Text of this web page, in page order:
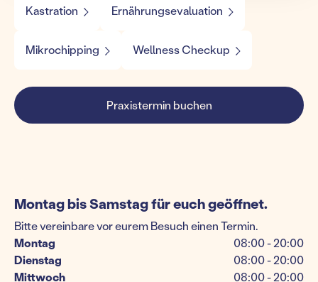
Kastration Ernährungsevaluation
Mikrochipping Wellness Checkup
Praxistermin buchen
Montag bis Samstag für euch geöffnet.
Bitte vereinbare vor eurem Besuch einen Termin.
Montag
08:00 - 20:00
Dienstag
08:00 - 20:00
Mittwoch
08:00 - 20:00